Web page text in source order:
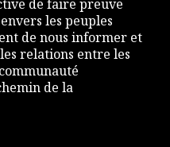
de faire preuve
les peuples
de nous informer et
relations entre les
de la